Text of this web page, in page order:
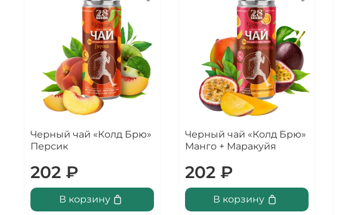
Черный чай «Колд Брю»
Персик
202 ₽
В корзину
Черный чай «Колд Брю»
Манго + Маракуйя
202 ₽
В корзину